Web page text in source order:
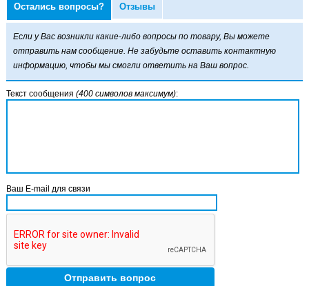
Остались вопросы? Отзывы
Если у Вас возникли какие-либо вопросы по товару, Вы можете
отправить нам сообщение. Не забудьте оставить контактную
информацию, чтобы мы смогли ответить на Ваш вопрос.
Текст сообщения (400 символов максимум):
Ваш E-mail для связи